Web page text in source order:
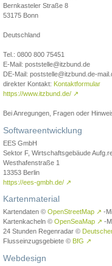
Bernkasteler Straße 8
53175 Bonn
Deutschland
Tel.: 0800 800 75451
E-Mail: poststelle@itzbund.de
DE-Mail: poststelle@itzbund.de-
direkter Kontakt: Kontaktformular
https://www.itzbund.de/ ↗
Bei Anregungen, Fragen oder
Softwareentwicklung
EES GmbH
Sektor F, Wirtschaftsgebäude
Westhafenstraße 1
13353 Berlin
https://ees-gmbh.de/ ↗
Kartenmaterial
Kartendaten © OpenStreetMap ↗ -
Kartenkacheln © OpenSeaMap ↗ -
24 Stunden Regenradar ©
Flusseinzugsgebiete © BfG ↗
Webdesign